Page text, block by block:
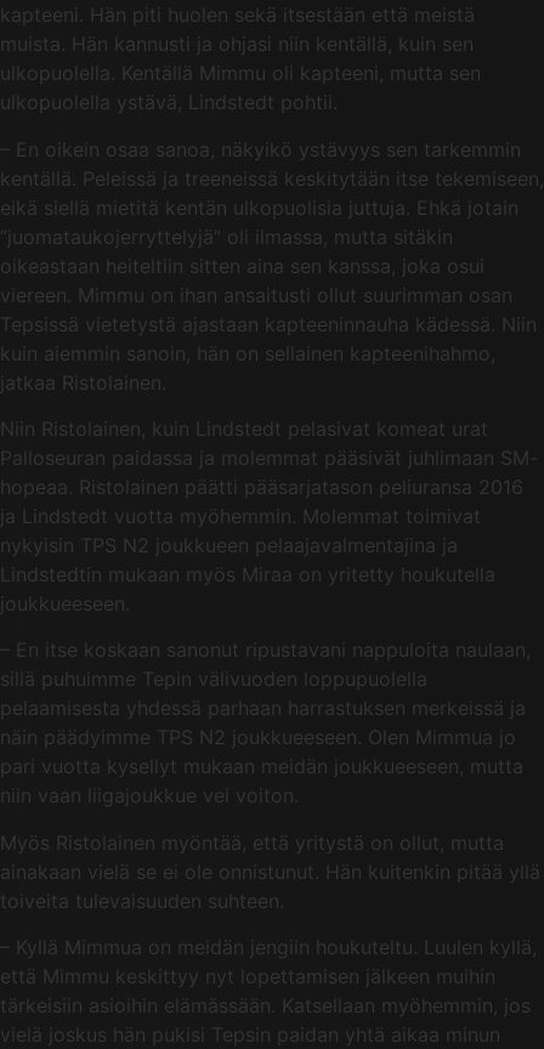
kapteeni. Hän piti huolen sekä itsestään että meistä
muista. Hän kannusti ja ohjasi niin kentällä, kuin sen
ulkopuolella. Kentällä Mimmu oli kapteeni, mutta sen
ulkopuolella ystävä, Lindstedt pohtii.
– En oikein osaa sanoa, näkyikö ystävyys sen tarkemmin
kentällä. Peleissä ja treeneissä keskitytään itse tekemiseen,
eikä siellä mietitä kentän ulkopuolisia juttuja. Ehkä jotain
”juomataukojerryttelyjä” oli ilmassa, mutta sitäkin
oikeastaan heiteltiin sitten aina sen kanssa, joka osui
viereen. Mimmu on ihan ansaitusti ollut suurimman osan
Tepsissä vietetystä ajastaan kapteeninnauha kädessä. Niin
kuin aiemmin sanoin, hän on sellainen kapteenihahmo,
jatkaa Ristolainen.
Niin Ristolainen, kuin Lindstedt pelasivat komeat urat
Palloseuran paidassa ja molemmat pääsivät juhlimaan SM-
hopeaa. Ristolainen päätti pääsarjatason peliuransa 2016
ja Lindstedt vuotta myöhemmin. Molemmat toimivat
nykyisin TPS N2 joukkueen pelaajavalmentajina ja
Lindstedtin mukaan myös Miraa on yritetty houkutella
joukkueeseen.
– En itse koskaan sanonut ripustavani nappuloita naulaan,
sillä puhuimme Tepin välivuoden loppupuolella
pelaamisesta yhdessä parhaan harrastuksen merkeissä ja
näin päädyimme TPS N2 joukkueeseen. Olen Mimmua jo
pari vuotta kysellyt mukaan meidän joukkueeseen, mutta
niin vaan liigajoukkue vei voiton.
Myös Ristolainen myöntää, että yritystä on ollut, mutta
ainakaan vielä se ei ole onnistunut. Hän kuitenkin pitää yllä
toiveita tulevaisuuden suhteen.
– Kyllä Mimmua on meidän jengiin houkuteltu. Luulen kyllä,
että Mimmu keskittyy nyt lopettamisen jälkeen muihin
tärkeisiin asioihin elämässään. Katsellaan myöhemmin, jos
vielä joskus hän pukisi Tepsin paidan yhtä aikaa minun